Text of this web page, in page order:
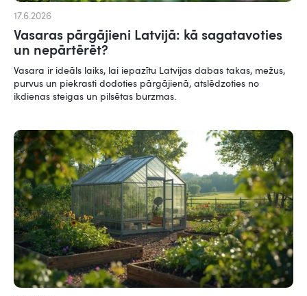
17.6.2026
Vasaras pārgājieni Latvijā: kā sagatavoties
un nepārtērēt?
Vasara ir ideāls laiks, lai iepazītu Latvijas dabas takas, mežus,
purvus un piekrasti dodoties pārgājienā, atslēdzoties no
ikdienas steigas un pilsētas burzmas.